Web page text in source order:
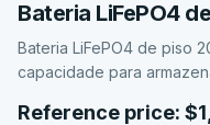
Bateria LiFePO4
Bateria LiFePO4 de piso
capacidade para
Reference price: